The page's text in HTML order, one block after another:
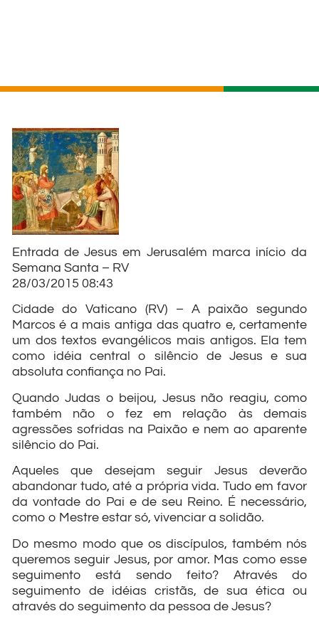
Entrada de Jesus em Jerusalém marca início da
Semana Santa – RV
28/03/2015 08:43
Cidade do Vaticano (RV) – A paixão segundo
Marcos é a mais antiga das quatro e, certamente
um dos textos evangélicos mais antigos. Ela tem
como idéia central o silêncio de Jesus e sua
absoluta confiança no Pai.
Quando Judas o beijou, Jesus não reagiu, como
também não o fez em relação às demais
agressões sofridas na Paixão e nem ao aparente
silêncio do Pai.
Aqueles que desejam seguir Jesus deverão
abandonar tudo, até a própria vida. Tudo em favor
da vontade do Pai e de seu Reino. É necessário,
como o Mestre estar só, vivenciar a solidão.
Do mesmo modo que os discípulos, também nós
queremos seguir Jesus, por amor. Mas como esse
seguimento está sendo feito? Através do
seguimento de idéias cristãs, de sua ética ou
através do seguimento da pessoa de Jesus?